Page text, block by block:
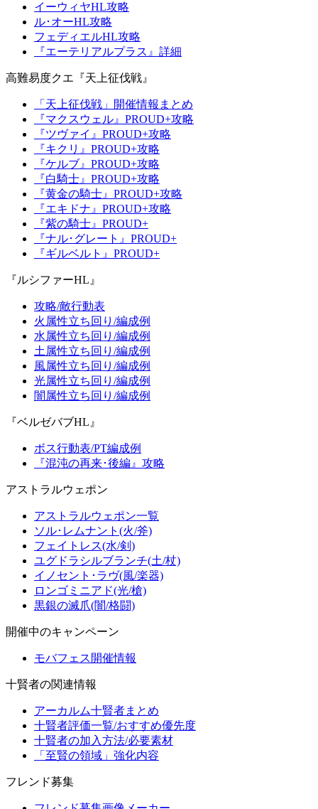
イーウィヤHL攻略
ル･オーHL攻略
フェディエルHL攻略
『エーテリアルプラス』詳細
高難易度クエ『天上征伐戦』
「天上征伐戦」開催情報まとめ
『マクスウェル』PROUD+攻略
『ツヴァイ』PROUD+攻略
『キクリ』PROUD+攻略
『ケルブ』PROUD+攻略
『白騎士』PROUD+攻略
『黄金の騎士』PROUD+攻略
『エキドナ』PROUD+攻略
『紫の騎士』PROUD+
『ナル･グレート』PROUD+
『ギルベルト』PROUD+
『ルシファーHL』
攻略/敵行動表
火属性立ち回り/編成例
水属性立ち回り/編成例
土属性立ち回り/編成例
風属性立ち回り/編成例
光属性立ち回り/編成例
闇属性立ち回り/編成例
『ベルゼバブHL』
ボス行動表/PT編成例
『混沌の再来･後編』攻略
アストラルウェポン
アストラルウェポン一覧
ソル･レムナント(火/斧)
フェイトレス(水/剣)
ユグドラシルブランチ(土/杖)
イノセント･ラヴ(風/楽器)
ロンゴミニアド(光/槍)
黒銀の滅爪(闇/格闘)
開催中のキャンペーン
モバフェス開催情報
十賢者の関連情報
アーカルム十賢者まとめ
十賢者評価一覧/おすすめ優先度
十賢者の加入方法/必要素材
「至賢の領域」強化内容
フレンド募集